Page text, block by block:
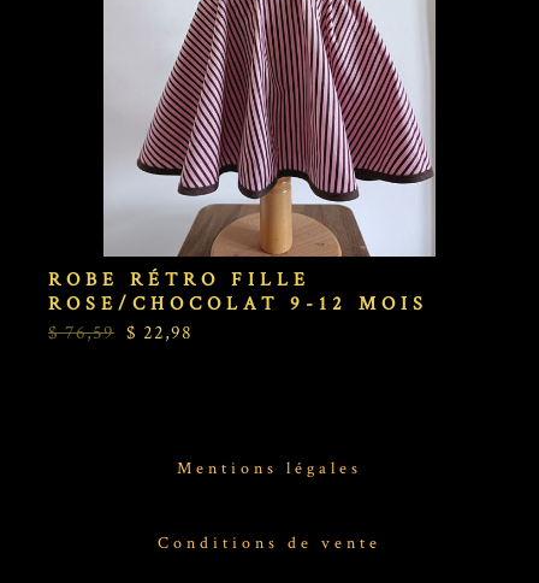
ROBE RÉTRO FILLE
ROSE/CHOCOLAT 9-12 MOIS
$ 76,59 $ 22,98
Mentions légales
Conditions de vente